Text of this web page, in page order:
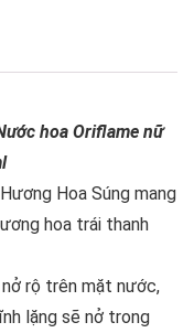
hoa Oriflame nữ
Hoa Súng mang
hoa trái thanh
rộ trên mặt nước,
lặng sẽ nở trong